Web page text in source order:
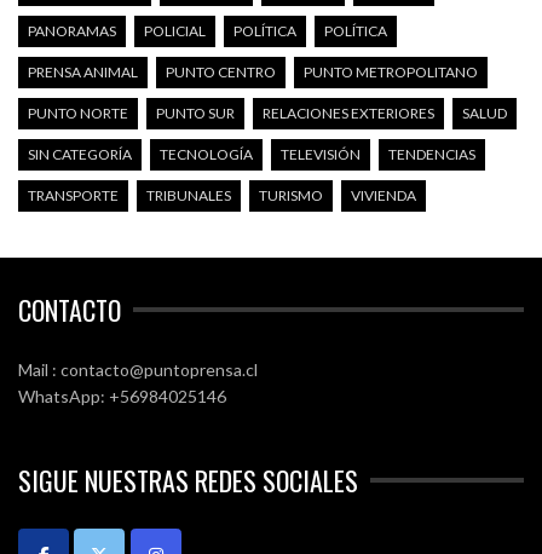
PANORAMAS POLICIAL POLÍTICA POLÍTICA
PRENSA ANIMAL PUNTO CENTRO PUNTO METROPOLITANO
PUNTO NORTE PUNTO SUR RELACIONES EXTERIORES SALUD
SIN CATEGORÍA TECNOLOGÍA TELEVISIÓN TENDENCIAS
TRANSPORTE TRIBUNALES TURISMO VIVIENDA
CONTACTO
Mail : contacto@puntoprensa.cl
WhatsApp: +56984025146
SIGUE NUESTRAS REDES SOCIALES